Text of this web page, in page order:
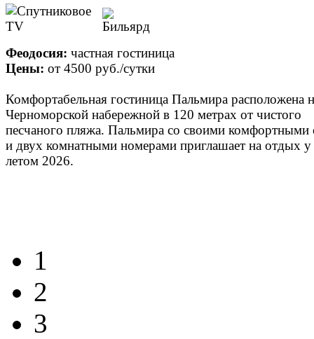
Феодосия: частная гостиница
Цены: от 4500 руб./сутки
Комфортабельная гостиница Пальмира расположена
Черноморской набережной в 120 метрах от чистого
песчаного пляжа. Пальмира со своими комфортными
и двух комнатными номерами приглашает на отдых
летом 2026.
1
2
3